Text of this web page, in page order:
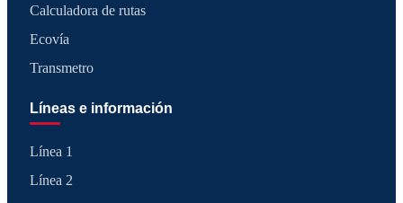
Calculadora de rutas
Ecovía
Transmetro
Líneas e información
Línea 1
Línea 2